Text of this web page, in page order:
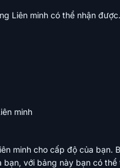
Liên minh có thể nhận
minh
minh cho cấp độ của bạn.
với bảng này bạn có